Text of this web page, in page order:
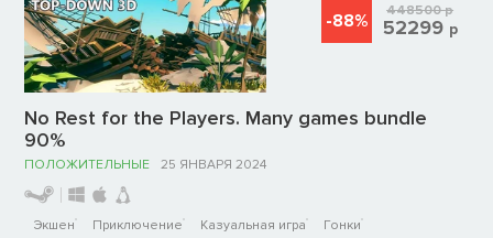
No Rest for the Players. Many games bundle
90%
ПОЛОЖИТЕЛЬНЫЕ 25 ЯНВАРЯ 2024
Экшен Приключение Казуальная игра
Гонки
-88% 448500р
52299 р